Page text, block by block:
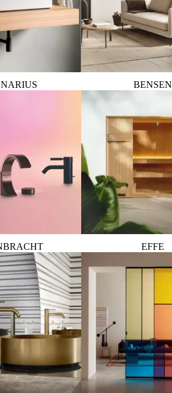
BENSEN
EFFE